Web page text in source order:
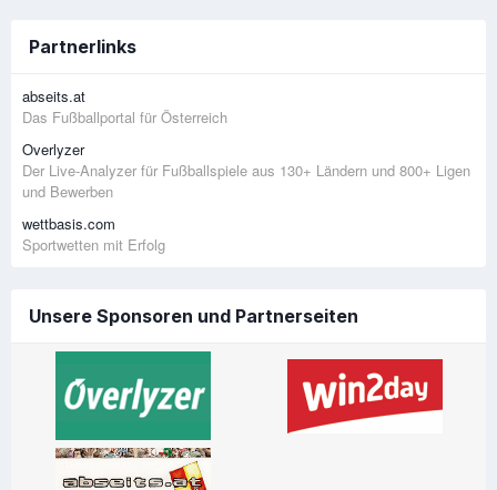
Partnerlinks
abseits.at
Das Fußballportal für Österreich
Overlyzer
Der Live-Analyzer für Fußballspiele aus 130+ Ländern und 800+ Ligen
und Bewerben
wettbasis.com
Sportwetten mit Erfolg
Unsere Sponsoren und Partnerseiten